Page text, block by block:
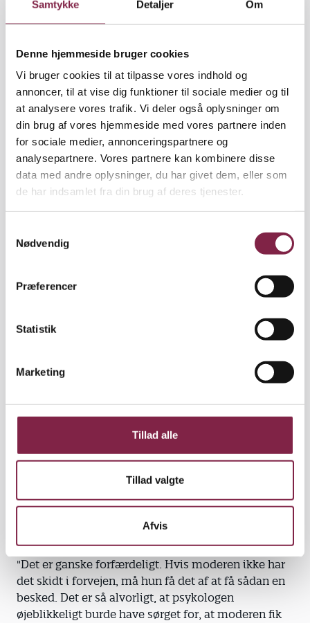
Samtykke Detaljer Om
Denne hjemmeside bruger cookies
Vi bruger cookies til at tilpasse vores indhold og
annoncer, til at vise dig funktioner til sociale medier og til
at analysere vores trafik. Vi deler også oplysninger om
din brug af vores hjemmeside med vores partnere inden
for sociale medier, annonceringspartnere og
analysepartnere. Vores partnere kan kombinere disse
data med andre oplysninger, du har givet dem, eller som
de har indsamlet fra din brug af deres tjenester.
Nødvendig
Præferencer
Statistik
Marketing
Tillad alle
Tillad valgte
Afvis
psykologen fremhæver med hamsteren, kunne jeg
angiveligt komme frem til den modsatte
konklusion, nemlig at moderen ved at sætte
grænser vil gøre det rigtige i situationen. Hun vil
lære sit barn indlevelse og empati. Psykologen bør
heller ikke lade male­rier og tegninger på væggene
få betydning for undersøgelsens udfald. Psykologen
skal se på, om barnet har det godt i det miljø og den
kultur, som barnet lever i," siger Lise Merrild.
Alvorlig dom. Når psykologen er færdig med en
børnesagkyndig undersøgelse, skal hun fortælle
parterne om resultatet. Den 30-årige kvinde fra
københavnsområdet husker tydeligt, da hun blev
"Hun startede med at sige til mig, at jeg måtte
på mig ud over sine briller og gjorde en lang pause.
Derefter begyndte hun at fortælle mig om, hvor syg
Dommen, som psykologen kommer med, er i alle
henseender meget alvorlig, vurderer psykolog
lang række bøger om børn og forældre.
"Det er ganske forfærdeligt. Hvis moderen ikke har
det skidt i forvejen, må hun få det af at få sådan en
besked. Det er så alvorligt, at psykologen
øjeblikkeligt burde have sørget for, at moderen fik